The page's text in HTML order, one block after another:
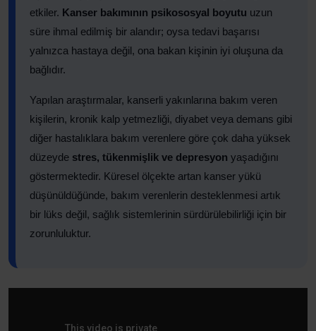
etkiler. Kanser bakımının psikososyal boyutu uzun
süre ihmal edilmiş bir alandır; oysa tedavi başarısı
yalnızca hastaya değil, ona bakan kişinin iyi oluşuna da
bağlıdır.
Yapılan araştırmalar, kanserli yakınlarına bakım veren
kişilerin, kronik kalp yetmezliği, diyabet veya demans gibi
diğer hastalıklara bakım verenlere göre çok daha yüksek
düzeyde stres, tükenmişlik ve depresyon yaşadığını
göstermektedir. Küresel ölçekte artan kanser yükü
düşünüldüğünde, bakım verenlerin desteklenmesi artık
bir lüks değil, sağlık sistemlerinin sürdürülebilirliği için bir
zorunluluktur.